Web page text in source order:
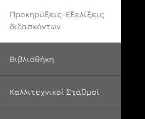
Προκηρύξεις-Εξελίξεις
διδασκόντων
Βιβλιοθήκη
Καλλιτεχνικοί Σταθμοί